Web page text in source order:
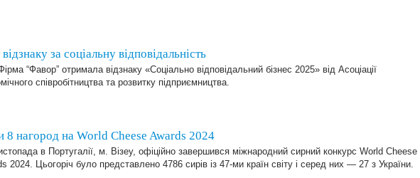
за соціальну відповідальність
“Фавор” отримала відзнаку «Соціально відповідальний бізнес 2025» від Асоціації
співробітництва та розвитку підприємництва.
8 нагород на World Cheese Awards 2024
в Португалії, м. Візеу, офіційно завершився міжнародний сирний конкурс World Cheese
2024. Цьогоріч було представлено 4786 сирів із 47-ми країн світу і серед них — 27 з України.